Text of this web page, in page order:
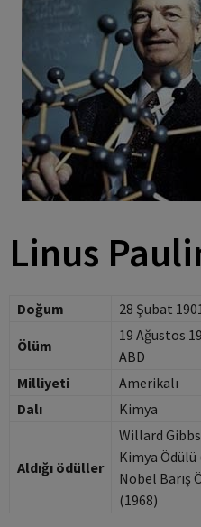
Linus
Doğum 28 Şubat
Ölüm
19 Ağustos
ABD
Milliyeti
Amerikalı
Dalı
Kimya
Aldığı ödüller
Willard
Kimya Ödülü
Nobel Barış
(1968)